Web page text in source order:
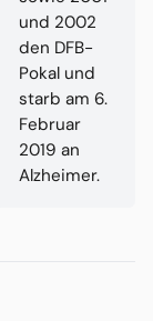
und 2002
den DFB-
Pokal und
starb am 6.
Februar
2019 an
Alzheimer.